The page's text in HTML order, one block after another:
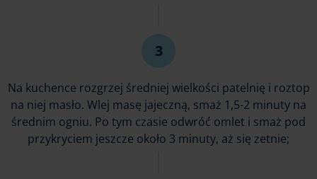
Na kuchence rozgrzej średniej wielkości patelnię i roztop
na niej masło. Wlej masę jajeczną, smaż 1,5-2 minuty na
średnim ogniu. Po tym czasie odwróć omlet i smaż pod
przykryciem jeszcze około 3 minuty, aż się zetnie;